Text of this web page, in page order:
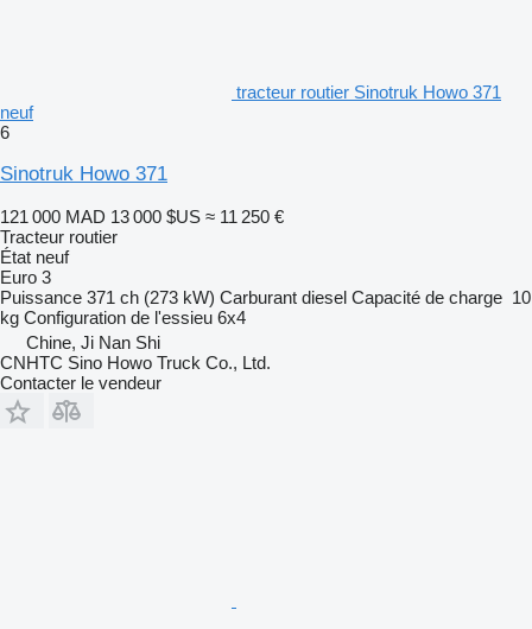
tracteur routier Sinotruk Howo 371
neuf
6
Sinotruk Howo 371
121 000 MAD 13 000 $US ≈ 11 250 €
Tracteur routier
État neuf
Euro 3
Puissance 371 ch (273 kW) Carburant diesel Capacité de charge 10
kg Configuration de l'essieu 6x4
Chine, Ji Nan Shi
CNHTC Sino Howo Truck Co., Ltd.
Contacter le vendeur